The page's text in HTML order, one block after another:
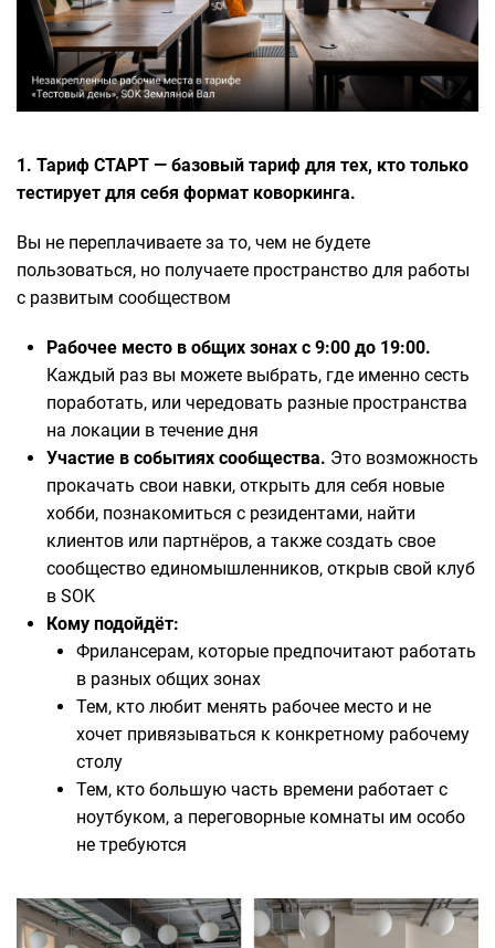
1. Тариф СТАРТ — базовый тариф для тех, кто только
тестирует для себя формат коворкинга.
Вы не переплачиваете за то, чем не будете
пользоваться, но получаете пространство для работы
с развитым сообществом
Рабочее место в общих зонах с 9:00 до 19:00.
Каждый раз вы можете выбрать, где именно сесть
поработать, или чередовать разные пространства
на локации в течение дня
Участие в событиях сообщества. Это возможность
прокачать свои навки, открыть для себя новые
хобби, познакомиться с резидентами, найти
клиентов или партнёров, а также создать свое
сообщество единомышленников, открыв свой клуб
в SOK
Кому подойдёт:
Фрилансерам, которые предпочитают работать
в разных общих зонах
Тем, кто любит менять рабочее место и не
хочет привязываться к конкретному рабочему
столу
Тем, кто большую часть времени работает с
ноутбуком, а переговорные комнаты им особо
не требуются